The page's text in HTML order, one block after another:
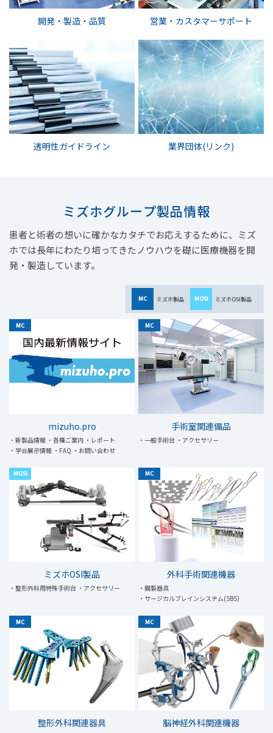
開発・製造・品質 営業・カスタマーサポート
透明性ガイドライン 業界団体(リンク)
ミズホグループ製品情報
患者と術者の想いに確かなカタチでお応えするために、 ミズ
ホでは長年にわたり培ってきたノウハウを礎に医療機器を開
発・製造しています。
MC ミズホ製品 MOSI ミズホOSI製品
MC
mizuho.pro
・新製品情報 ・各種ご案内 ・レポート
・学会展示情報 ・FAQ ・お問い合わせ
MC
手術室関連備品
・一般手術台 ・アクセサリー
MOSI
ミズホOSI製品
・整形外科用特殊手術台 ・アクセサリー
MC
外科手術関連機器
・鋼製器具
・サージカルブレインシステム(SBS)
MC
整形外科関連器具
MC
脳神経外科関連機器